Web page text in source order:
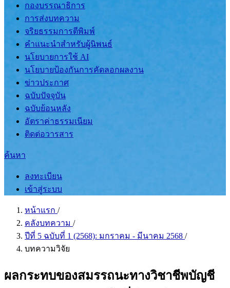
กองบรรณาธิการ
การส่งบทความ
จริยธรรมการตีพิมพ์
คำแนะนำสำหรับผู้นิพนธ์
นโยบายการใช้ AI
นโยบายป้องกันการคัดลอกผลงาน
ข่าวประกาศ
ฉบับปัจจุบัน
ฉบับย้อนหลัง
อัตราค่าธรรมเนียม
ติดต่อวารสาร
ค้นหา
ลงทะเบียน
เข้าสู่ระบบ
หน้าแรก /
คลังบทความ /
ปีที่ 5 ฉบับที่ 1 (2568): มกราคม - มีนาคม 2568 /
บทความวิจัย
ผลกระทบของสมรรถนะทางวิชาชีพบัญชี